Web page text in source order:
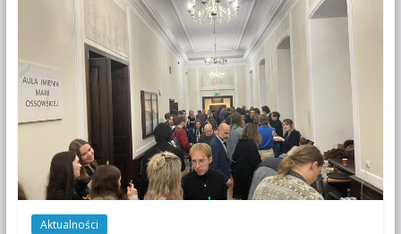
Aktualności